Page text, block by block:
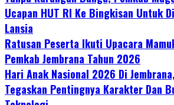
Ucapan HUT RI Ke Bingkisan Untuk
Lansia
Ratusan Peserta Ikuti Upacara
Pemkab Jembrana Tahun 2026
Hari Anak Nasional 2026 Di
Tegaskan Pentingnya Karakter Dan